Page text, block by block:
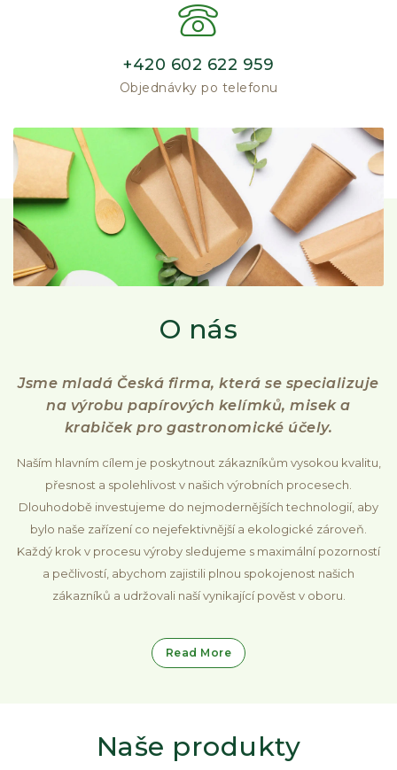
+420 602 622 959
Objednávky po telefonu
O nás
Jsme mladá Česká firma, která se specializuje
na výrobu papírových kelímků, misek a
krabiček pro gastronomické účely.
Naším hlavním cílem je poskytnout zákazníkům vysokou kvalitu,
přesnost a spolehlivost v našich výrobních procesech.
Dlouhodobě investujeme do nejmodernějších technologií, aby
bylo naše zařízení co nejefektivnější a ekologické zároveň.
Každý krok v procesu výroby sledujeme s maximální pozorností
a pečlivostí, abychom zajistili plnou spokojenost našich
zákazníků a udržovali naší vynikající pověst v oboru.
Read More
Naše produkty